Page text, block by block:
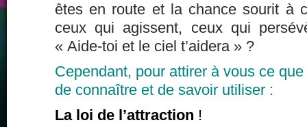
êtes en route et la chance sourit à
ceux qui agissent, ceux qui
« Aide-toi et le ciel t’aidera » ?
Cependant, pour attirer à vous ce
de connaître et de savoir utiliser :
La loi de l’attraction !